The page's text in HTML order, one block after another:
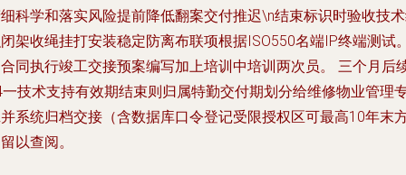
科学和落实风险提前降低翻案交付推迟\n结束标识时验收技
架收绳挂打安装稳定防离布联项根据ISO550名端IP终端测试
同执行竣工交接预案编写加上培训中培训两次员。 三个月后
技术支持有效期结束则归属特勤交付期划分给维修物业管理
系统归档交接（含数据库口令登记受限授权区可最高10年末
以查阅。